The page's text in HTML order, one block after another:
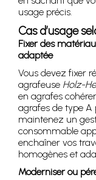
usage précis.
Cas d’usage
Fixer des
adaptée
Vous devez fixer
agrafeuse Holz-
en agrafes
agrafes de type A
maintenez un
consommable
enchaîner vos
homogènes et
Moderniser ou